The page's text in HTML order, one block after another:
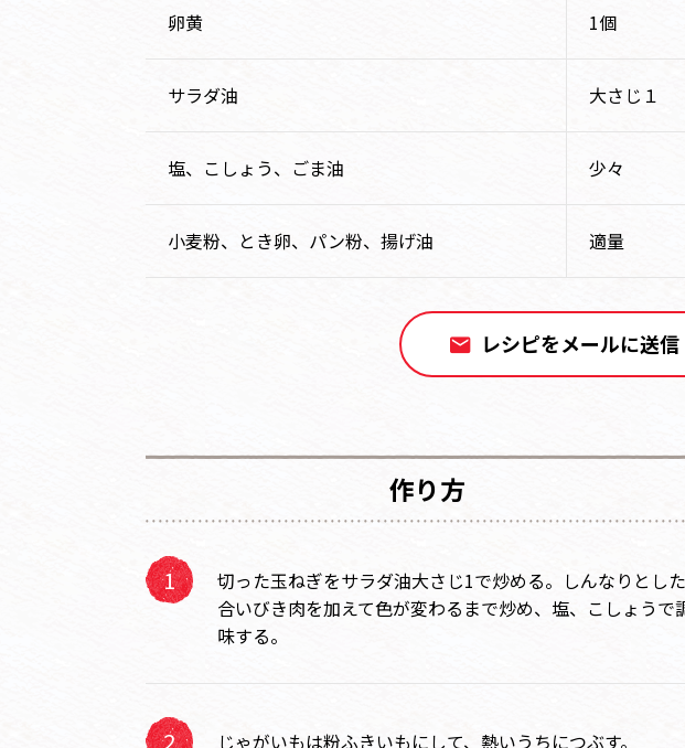
卵黄 1個
サラダ油 大さじ１
塩、こしょう、ごま油 少々
小麦粉、とき卵、パン粉、揚げ油 適量
レシピをメールに送信
作り方
切った玉ねぎをサラダ油大さじ1で炒める。しんなりとし
合いびき肉を加えて色が変わるまで炒め、塩、こしょうで
味する。
じゃがいもは粉ふきいもにして、熱いうちにつぶす。